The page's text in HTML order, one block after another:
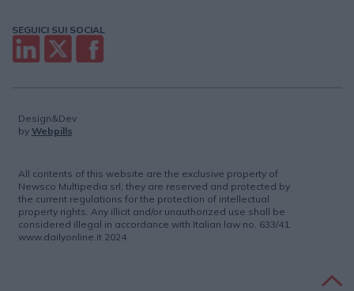
SEGUICI SUI SOCIAL
Design&Dev
by Webpills
All contents of this website are the exclusive property of
Newsco Multipedia srl; they are reserved and protected by
the current regulations for the protection of intellectual
property rights. Any illicit and/or unauthorized use shall be
considered illegal in accordance with Italian law no. 633/41.
www.dailyonline.it 2024